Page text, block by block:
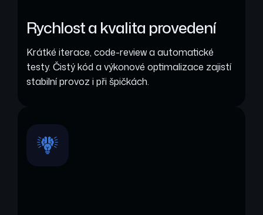
Rychlost a kvalita provedení
Krátké iterace, code-review a automatické
testy. Čistý kód a výkonové optimalizace zajistí
stabilní provoz i při špičkách.